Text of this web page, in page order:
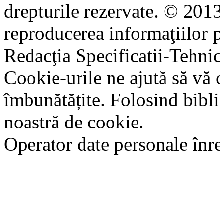
drepturile rezervate. ©
reproducerea informaţiilor
Redacţia Specificatii-
Cookie-urile ne ajută să
îmbunătățite. Folosind
noastră de cookie.
Operator date personale